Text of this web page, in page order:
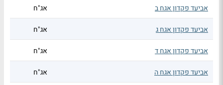
אביעד פקדון אגח ב אג"ח
אביעד פקדון אגח ג אג"ח
אביעד פקדון אגח ד אג"ח
אביעד פקדון אגח ה אג"ח